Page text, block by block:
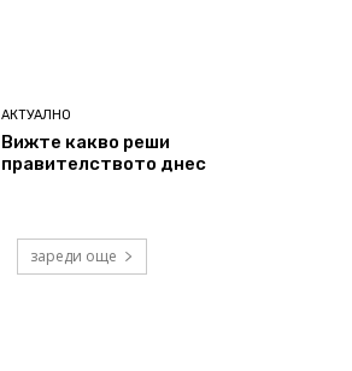
АКТУАЛНО
Вижте какво реши
правителството днес
зареди още